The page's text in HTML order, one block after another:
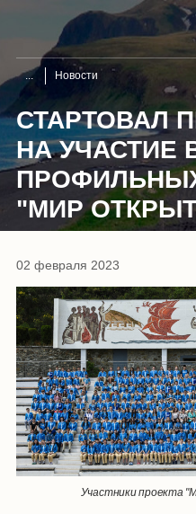
Новости
СТАРТОВАЛ
НА УЧАСТИЕ
"МИР
02 февраля 2023
Участники проекта